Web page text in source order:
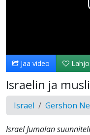
Jaa video
Israelin ja
Israel Gershon
Israel Jumalan